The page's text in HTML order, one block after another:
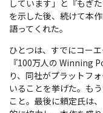
しています」と『もぎ
を示した後、続けて本
語ってくれた。
ひとつは、すでにコー
『100万人の Winning
り、同社がプラットフ
いることを挙げた。も
こと。最後に頼定氏は